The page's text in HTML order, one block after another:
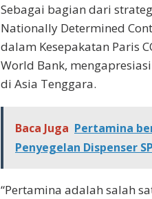
Sebagai bagian dari
Nationally Determined
dalam Kesepakatan Paris
World Bank,
di Asia Tenggara.
Baca Juga Pertamina
Penyegelan Dispenser
“Pertamina adalah salah